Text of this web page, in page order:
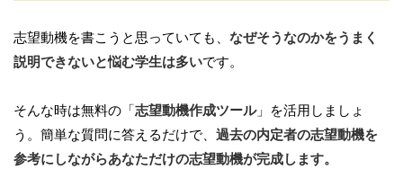
志望動機を書こうと思っていても、 なぜそうなのかをうまく
説明できないと悩む学生は多いです。
そんな時は無料の「志望動機作成ツール」を活用しましょ
う。簡単な質問に答えるだけで、 過去の内定者の志望動機を
参考にしながらあなただけの志望動機が完成します。